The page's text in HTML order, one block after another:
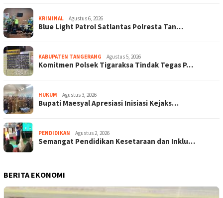
KRIMINAL Agustus 6, 2026
Blue Light Patrol Satlantas Polresta Tan…
KABUPATEN TANGERANG Agustus 5, 2026
Komitmen Polsek Tigaraksa Tindak Tegas P…
HUKUM Agustus 3, 2026
Bupati Maesyal Apresiasi Inisiasi Kejaks…
PENDIDIKAN Agustus 2, 2026
Semangat Pendidikan Kesetaraan dan Inklu…
BERITA EKONOMI